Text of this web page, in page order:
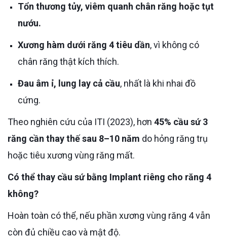
Tổn thương tủy, viêm quanh chân răng hoặc tụt
nướu.
Xương hàm dưới răng 4 tiêu dần, vì không có
chân răng thật kích thích.
Đau âm ỉ, lung lay cả cầu, nhất là khi nhai đồ
cứng.
Theo nghiên cứu của ITI (2023), hơn 45% cầu sứ 3
răng cần thay thế sau 8–10 năm do hỏng răng trụ
hoặc tiêu xương vùng răng mất.
Có thể thay cầu sứ bằng Implant riêng cho răng 4
không?
Hoàn toàn có thể, nếu phần xương vùng răng 4 vẫn
còn đủ chiều cao và mật độ.